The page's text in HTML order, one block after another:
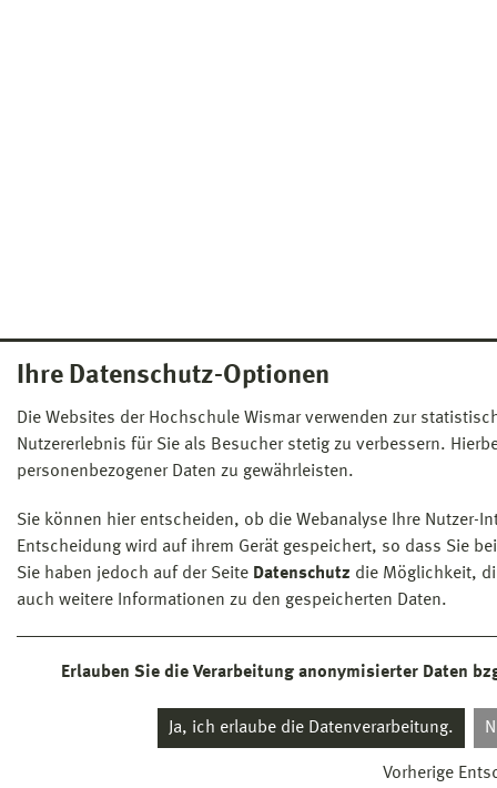
Ihre Datenschutz-Optionen
Die Websites der Hochschule Wismar verwenden zur
Nutzererlebnis für Sie als Besucher stetig zu verbessern.
personenbezogener Daten zu gewährleisten.
Sie können hier entscheiden, ob die Webanalyse Ihre
Entscheidung wird auf ihrem Gerät gespeichert, so dass Sie
Sie haben jedoch auf der Seite Datenschutz die Möglichkeit,
auch weitere Informationen zu den gespeicherten Daten.
Erlauben Sie die Verarbeitung anonymisierter Daten
Ja, ich erlaube die Datenverarbeitung.
Vorherige